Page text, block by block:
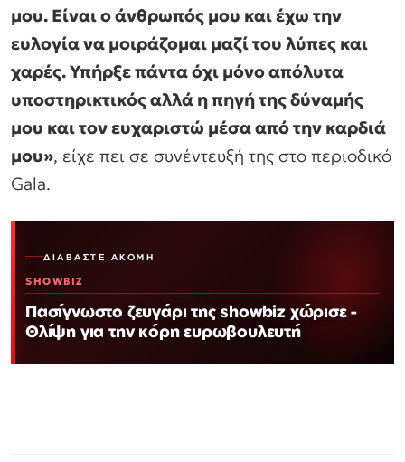
μου. Είναι ο άνθρωπός μου και έχω την
ευλογία να μοιράζομαι μαζί του λύπες και
χαρές. Υπήρξε πάντα όχι μόνο απόλυτα
υποστηρικτικός αλλά η πηγή της δύναμής
μου και τον ευχαριστώ μέσα από την καρδιά
μου», είχε πει σε συνέντευξή της στο περιοδικό
Gala.
ΔΙΑΒΆΣΤΕ ΑΚΌΜΗ
SHOWBIZ
Πασίγνωστο ζευγάρι της showbiz χώρισε -
Θλίψη για την κόρη ευρωβουλευτή